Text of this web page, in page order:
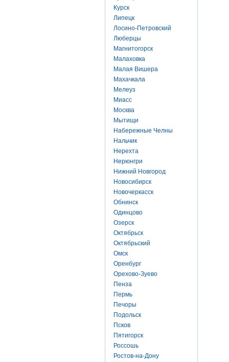
Курск
Липецк
Лосино-Петровский
Люберцы
Магнитогорск
Малаховка
Малая Вишера
Махачкала
Мелеуз
Миасс
Москва
Мытищи
Набережные Челны
Нальчик
Нерехта
Нерюнгри
Нижний Новгород
Новосибирск
Новочеркасск
Обнинск
Одинцово
Озерск
Октябрьск
Октябрьский
Омск
Оренбург
Орехово-Зуево
Пенза
Пермь
Печоры
Подольск
Псков
Пятигорск
Россошь
Ростов-на-Дону